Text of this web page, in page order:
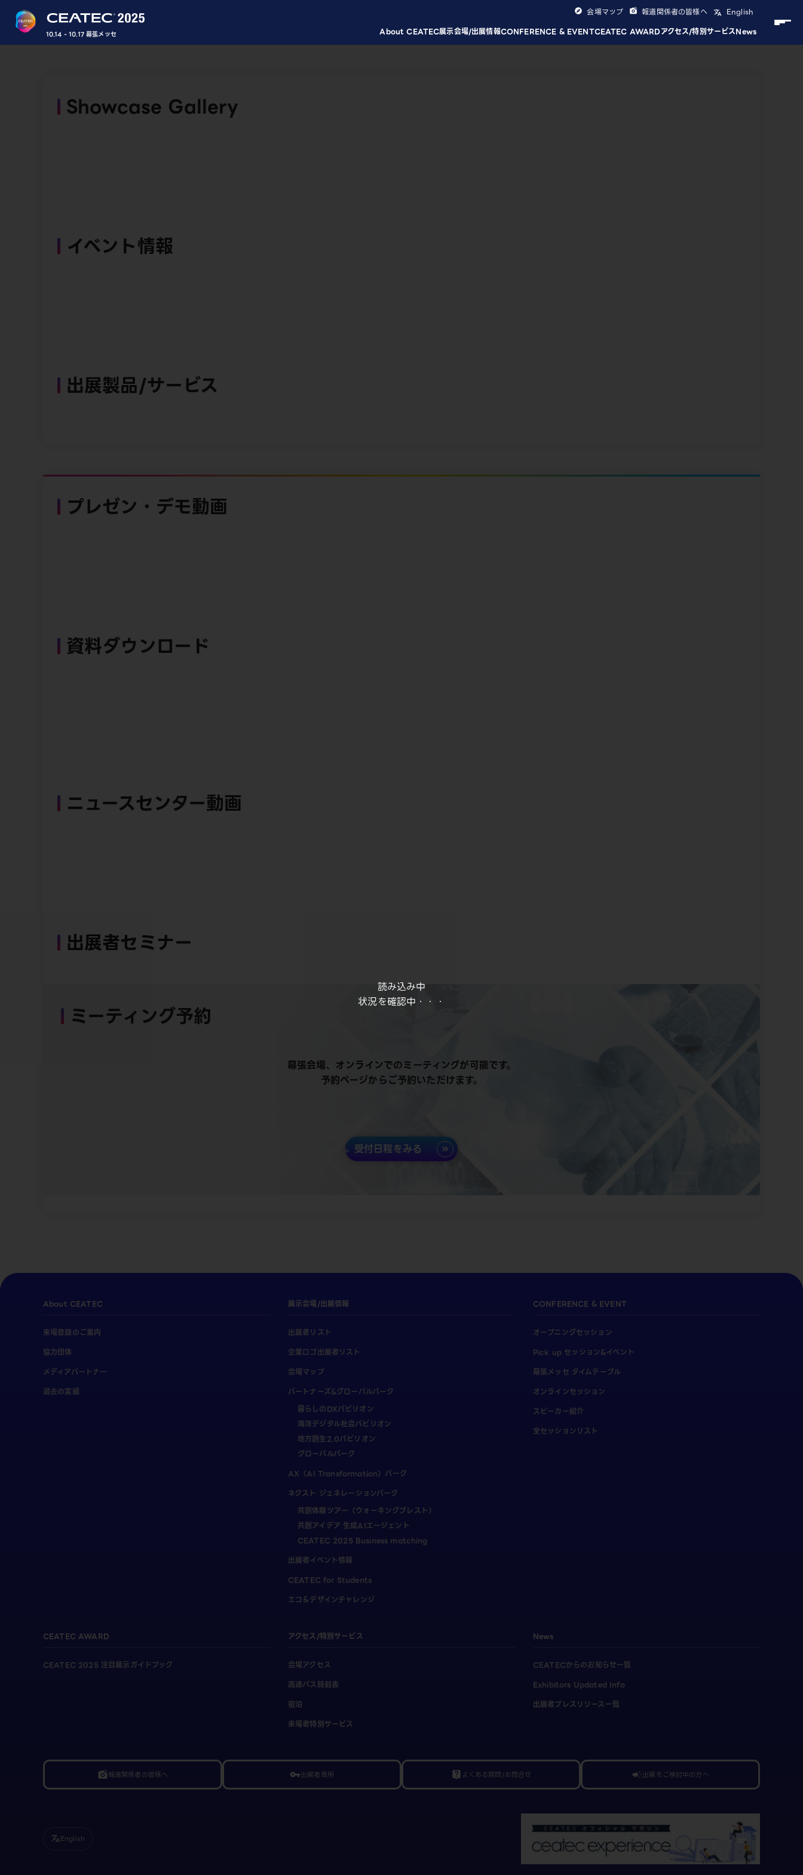
読み込み中
状況を確認中・・・
10.14 - 10.17 幕張メッセ About CEATEC展示会場/出展情報CONFERENCE & EVENTCEATEC AWARDアクセス/特別サービスNews
会場マップ 報道関係者の皆様へ English
Showcase Gallery
イベント情報
出展製品/サービス
プレゼン・デモ動画
資料ダウンロード
ニュースセンター動画
出展者セミナー
ミーティング予約
幕張会場、オンラインでのミーティングが可能です。
予約ページからご予約いただけます。
受付日程をみる
About CEATEC
来場登録のご案内
協力団体
メディアパートナー
過去の実績
展示会場/出展情報
出展者リスト
企業ロゴ出展者リスト
会場マップ
パートナーズ&グローバルパーク
暮らしのDXパビリオン
海洋デジタル社会パビリオン
地方創生2.0パビリオン
グローバルパーク
AX（AI Transformation）パーク
ネクスト ジェネレーションパーク
共創体験ツアー（ウォーキングブレスト）
共創アイデア 生成AIエージェント
CEATEC 2025 Business matching
出展者イベント情報
CEATEC for Students
エコ＆デザインチャレンジ
CONFERENCE & EVENT
オープニングセッション
Pick up セッション&イベント
幕張メッセ タイムテーブル
オンラインセッション
スピーカー紹介
全セッションリスト
CEATEC AWARD
CEATEC 2025 注目展示ガイドブック
アクセス/特別サービス
会場アクセス
高速バス時刻表
宿泊
来場者特別サービス
News
CEATECからのお知らせ一覧
Exhibitors Updated Info
出展者プレスリリース一覧
linked_camera報道関係者の皆様へ vpn_key出展者専用 live_help よくある質問/お問合せ campaign出展をご検討中の方へ
translateEnglish